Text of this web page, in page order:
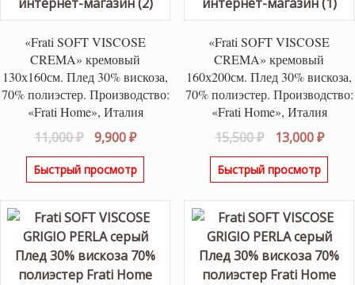
«Frati SOFT VISCOSE
CREMA» кремовый
130х160см. Плед 30% вискоза,
70% полиэстер. Производство:
«Frati Home», Италия
11,000₽
Первоначальная
цена
составляла
9,900₽Текущая
цена:
9,900 ₽.
Быстрый просмотр
«Frati SOFT VISCOSE
CREMA» кремовый
160х200см. Плед 30% вискоза,
70% полиэстер. Производство:
«Frati Home», Италия
15,500₽
цена
составляла
13,000₽
Быстрый просмотр